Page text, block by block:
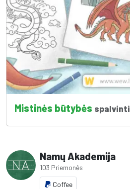
Mistinės būtybės spalvinti
Namų Akademija
103 Priemonės
Coffee